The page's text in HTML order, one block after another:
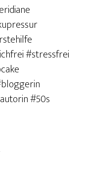
#stressfrei
#50s